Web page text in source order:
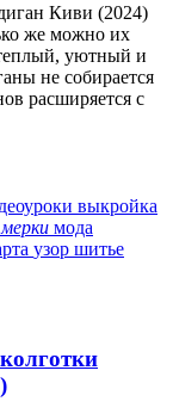
Киви (2024)
же можно их
уютный и
не собирается
расширяется с
выкройка
мерки мода
узор шитье